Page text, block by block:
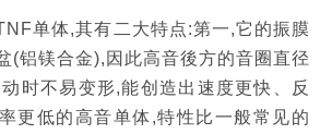
单体,其有二大特点:第一,它的振膜
(铝镁合金),因此高音後方的音圈直径
时不易变形,能创造出速度更快、反
更低的高音单体,特性比一般常见的